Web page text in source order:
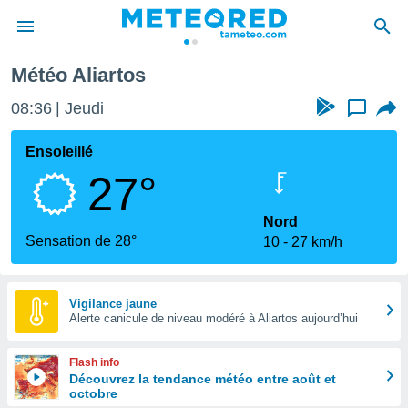
de
Météo Aliartos
08:36 Jeudi ...
Ensoleillé
27°
Sensation de 28°
Nord
10
27 km/h
Vigilance jaune
Alerte canicule de niveau modéré à Aliartos aujourd’hui
Flash info
Découvrez la tendance météo entre août et
octobre